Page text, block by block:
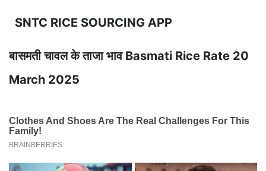
SNTC RICE SOURCING APP
बासमती चावल के ताजा भाव Basmati Rice Rate 20
March 2025